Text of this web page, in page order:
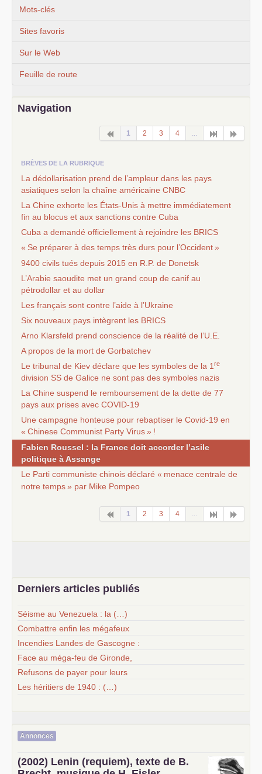
Mots-clés
Sites favoris
Sur le Web
Feuille de route
Navigation
1 2 3 4 ...
BRÈVES DE LA RUBRIQUE
La dédollarisation prend de l’ampleur dans les pays
asiatiques selon la chaîne américaine CNBC
La Chine exhorte les États-Unis à mettre immédiatement
fin au blocus et aux sanctions contre Cuba
Cuba a demandé officiellement à rejoindre les BRICS
« Se préparer à des temps très durs pour l’Occident»
9400 civils tués depuis 2015 en R.P. de Donetsk
L’Arabie saoudite met un grand coup de canif au
pétrodollar et au dollar
Les français sont contre l’aide à l’Ukraine
Six nouveaux pays intègrent les BRICS
Arno Klarsfeld prend conscience de la réalité de l’U.E.
A propos de la mort de Gorbatchev
Le tribunal de Kiev déclare que les symboles de la 1 re
division SS de Galice ne sont pas des symboles nazis
La Chine suspend le remboursement de la dette de 77
pays aux prises avec COVID-19
Une campagne honteuse pour rebaptiser le Covid-19 en
« Chinese Communist Party Virus» !
Fabien Roussel : la France doit accorder l’asile
politique à Assange
Le Parti communiste chinois déclaré « menace centrale de
notre temps» par Mike Pompeo
1 2 3 4 ...
Derniers articles publiés
Séisme au Venezuela : la (…)
Combattre enfin les mégafeux
Incendies Landes de Gascogne :
Face au méga-feu de Gironde,
Refusons de payer pour leurs
Les héritiers de 1940 : (…)
Annonces
(2002) Lenin (requiem), texte de B.